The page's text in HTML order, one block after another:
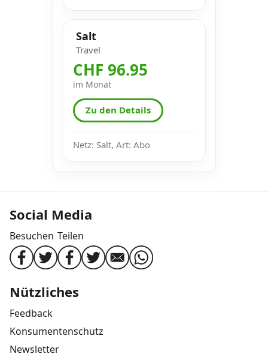
Salt
Travel
CHF 96.95
im Monat
Zu den Details
Netz: Salt, Art: Abo
Social Media
Besuchen Teilen
Nützliches
Feedback
Konsumentenschutz
Newsletter